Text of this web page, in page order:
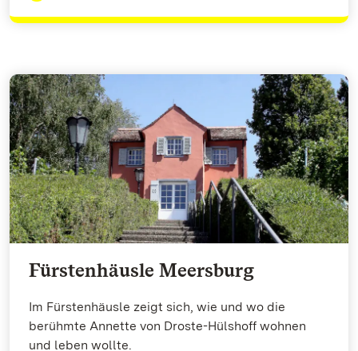
Fürstenhäusle Meersburg
Im Fürstenhäusle zeigt sich, wie und wo die
berühmte Annette von Droste-Hülshoff wohnen
und leben wollte.